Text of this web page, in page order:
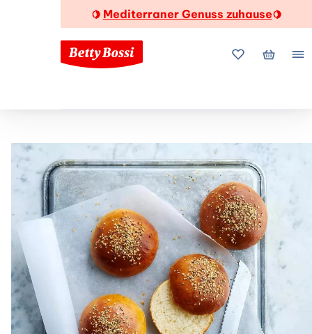
🍋 Mediterraner Genuss zuhause🍋
MeineMein